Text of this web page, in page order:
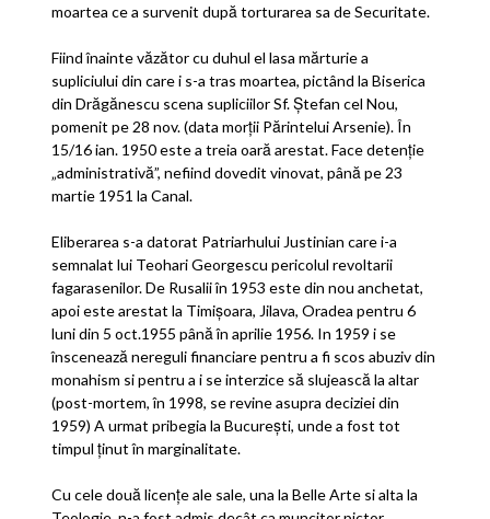
moartea ce a survenit după torturarea sa de Securitate.
Fiind înainte văzător cu duhul el lasa mărturie a
supliciului din care i s-a tras moartea, pictând la Biserica
din Drăgănescu scena supliciilor Sf. Ştefan cel Nou,
pomenit pe 28 nov. (data morţii Părintelui Arsenie). În
15/16 ian. 1950 este a treia oară arestat. Face detenţie
„administrativă”, nefiind dovedit vinovat, până pe 23
martie 1951 la Canal.
Eliberarea s-a datorat Patriarhului Justinian care i-a
semnalat lui Teohari Georgescu pericolul revoltarii
fagarasenilor. De Rusalii în 1953 este din nou anchetat,
apoi este arestat la Timişoara, Jilava, Oradea pentru 6
luni din 5 oct.1955 până în aprilie 1956. In 1959 i se
înscenează nereguli financiare pentru a fi scos abuziv din
monahism si pentru a i se interzice să slujească la altar
(post-mortem, în 1998, se revine asupra deciziei din
1959) A urmat pribegia la Bucureşti, unde a fost tot
timpul ţinut în marginalitate.
Cu cele două licenţe ale sale, una la Belle Arte si alta la